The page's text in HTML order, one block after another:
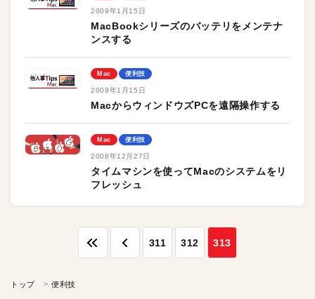
2009年1月15日
MacBookシリーズのバッテリをメンテナ
ンスする
Mac 便利技
2009年1月15日
MacからウィンドウズPCを遠隔操作する
Mac 便利技
2008年12月27日
タイムマシンを使ってMacのシステムをリ
フレッシュ
311 312 313
トップ 便利技